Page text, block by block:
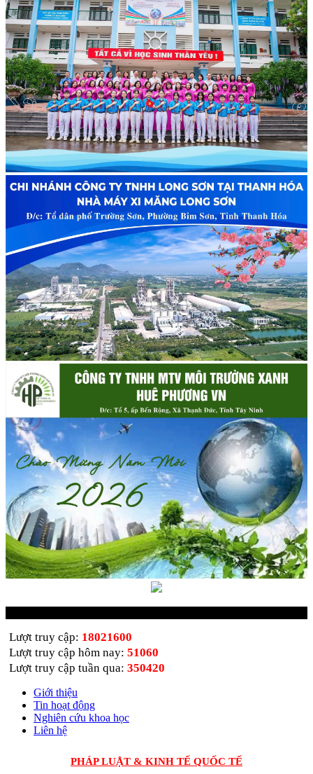
Lượt truy cập: 18021600
Lượt truy cập hôm nay: 51060
Lượt truy cập tuần qua: 350420
Giới thiệu
Tin hoạt động
Nghiên cứu khoa học
Liên hệ
PHÁP LUẬT & KINH TẾ QUỐC TẾ